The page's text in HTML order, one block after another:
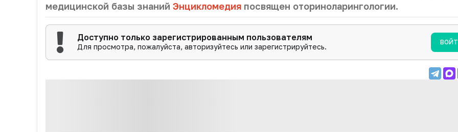
медицинской базы знаний Энцикломедия посвящен оториноларингологии.
Доступно только зарегистрированным пользователям
Для просмотра, пожалуйста, авторизуйтесь или зарегистрируйтесь.